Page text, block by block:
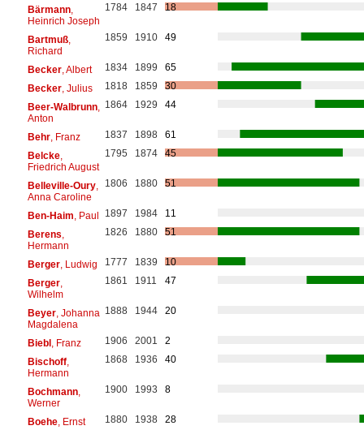
Bärmann,
Heinrich Joseph
1784 1847 18
Bartmuß,
Richard
1859 1910 49
Becker, Albert 1834 1899
65
Becker, Julius 1818 1859
30
Beer-Walbrunn,
Anton
1864 1929 44
Behr, Franz 1837 1898
61
Belcke,
Friedrich August
1795 1874 45
Belleville-Oury,
Anna Caroline
1806 1880 51
Ben-Haim , Paul 1897 1984
11
Berens
Hermann
1826 1880 51
Berger, Ludwig 1777 1839
10
Berger,
Wilhelm
1861 1911 47
Beyer, Johanna
Magdalena
1888 1944 20
Biebl, Franz 1906 2001
2
Bischoff,
Hermann
1868 1936 40
Bochmann,
Werner
1900 1993 8
Boehe, Ernst 1880 1938
28